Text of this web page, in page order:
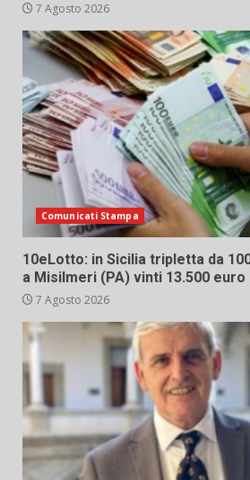
7 Agosto 2026
Comunicati Stampa
10eLotto: in Sicilia tripletta da
a Misilmeri (PA) vinti 13.500 euro
7 Agosto 2026